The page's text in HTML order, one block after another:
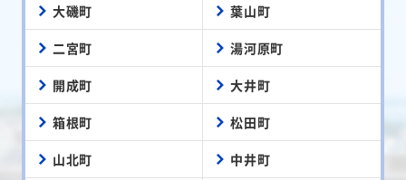
大磯町 葉山町
二宮町 湯河原町
開成町 大井町
箱根町 松田町
山北町 中井町